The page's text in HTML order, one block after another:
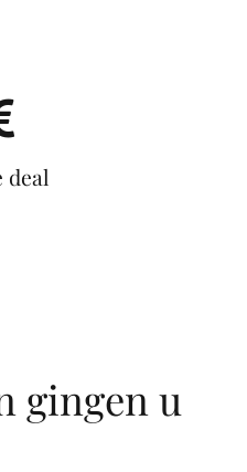
deal
gingen u